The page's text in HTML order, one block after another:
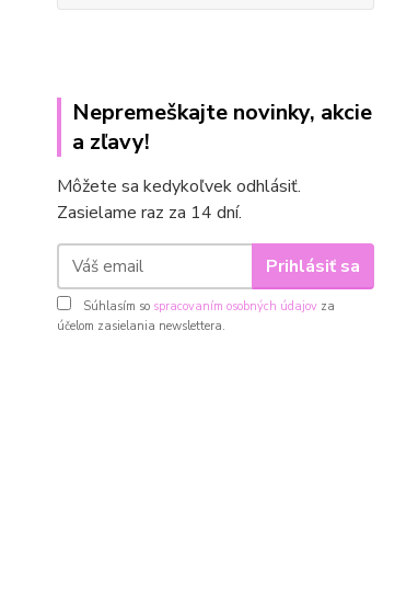
Nepremeškajte novinky, akcie
a zľavy!
Môžete sa kedykoľvek odhlásiť.
Zasielame raz za 14 dní.
Prihlásiť sa
Súhlasím so spracovaním osobných údajov za
účelom zasielania newslettera.